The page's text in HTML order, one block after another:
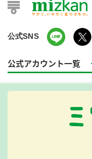
公式SNS
公式アカウント一覧